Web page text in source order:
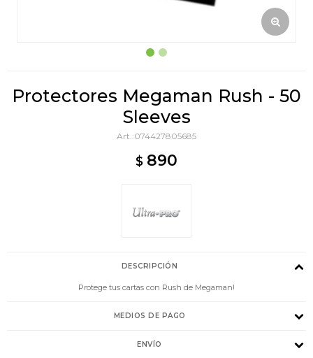
Protectores Megaman Rush - 50
Sleeves
074427805685
$ 890
DESCRIPCIÓN
Protege tus cartas con Rush de Megaman!
MEDIOS DE PAGO
ENVÍO